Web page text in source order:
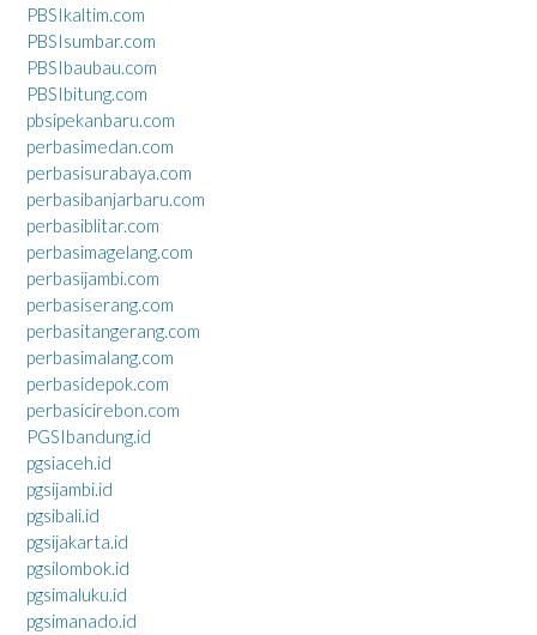
PBSIkaltim.com
PBSIsumbar.com
PBSIbaubau.com
PBSIbitung.com
pbsipekanbaru.com
perbasimedan.com
perbasisurabaya.com
perbasibanjarbaru.com
perbasiblitar.com
perbasimagelang.com
perbasijambi.com
perbasiserang.com
perbasitangerang.com
perbasimalang.com
perbasidepok.com
perbasicirebon.com
PGSIbandung.id
pgsiaceh.id
pgsijambi.id
pgsibali.id
pgsijakarta.id
pgsilombok.id
pgsimaluku.id
pgsimanado.id